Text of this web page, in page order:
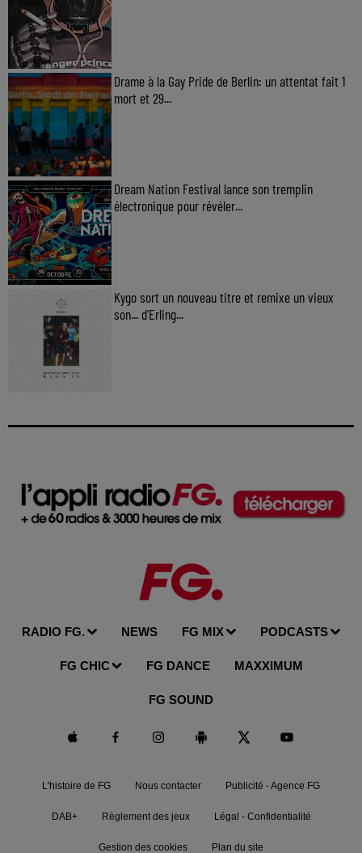
Drame à la Gay Pride de Berlin: un attentat fait 1
mort et 29...
Dream Nation Festival lance son tremplin
électronique pour révéler...
Kygo sort un nouveau titre et remixe un vieux
son... d'Erling...
RADIO FG. NEWS FG MIX PODCASTS
FG CHIC FG DANCE MAXXIMUM
FG SOUND
L'histoire de FG Nous contacter Publicité - Agence FG
DAB+ Règlement des jeux Légal - Confidentialité
Gestion des cookies Plan du site